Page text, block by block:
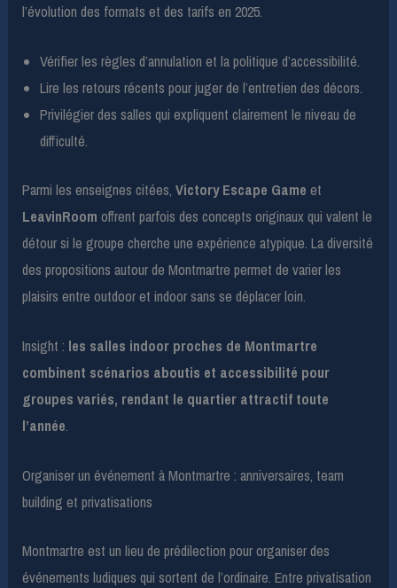
l’évolution des formats et des tarifs en 2025.
Vérifier les règles d’annulation et la politique d’accessibilité.
Lire les retours récents pour juger de l’entretien des décors.
Privilégier des salles qui expliquent clairement le niveau de
difficulté.
Parmi les enseignes citées,Victory Escape Game et
LeavinRoom offrent parfois des concepts originaux qui valent le
détour si le groupe cherche une expérience atypique. La diversité
des propositions autour de Montmartre permet de varier les
plaisirs entre outdoor et indoor sans se déplacer loin.
Insight : les salles indoor proches de Montmartre
combinent scénarios aboutis et accessibilité pour
groupes variés, rendant le quartier attractif toute
l’année.
Organiser un événement à Montmartre : anniversaires, team
building et privatisations
Montmartre est un lieu de prédilection pour organiser des
événements ludiques qui sortent de l’ordinaire. Entre privatisation